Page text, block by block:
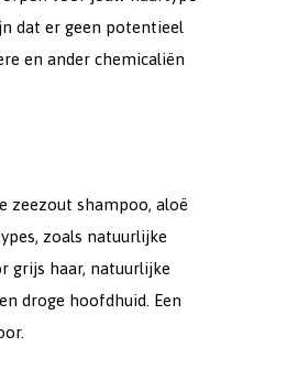
dat er geen potentieel
en ander chemicaliën
zeezout shampoo, aloë
zoals natuurlijke
grijs haar, natuurlijke
droge hoofdhuid. Een